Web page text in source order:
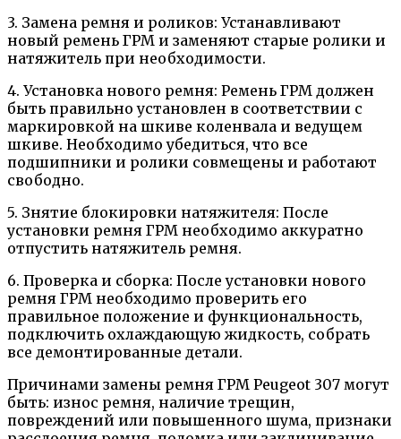
3. Замена ремня и роликов: Устанавливают
новый ремень ГРМ и заменяют старые ролики и
натяжитель при необходимости.
4. Установка нового ремня: Ремень ГРМ должен
быть правильно установлен в соответствии с
маркировкой на шкиве коленвала и ведущем
шкиве. Необходимо убедиться, что все
подшипники и ролики совмещены и работают
свободно.
5. Знятие блокировки натяжителя: После
установки ремня ГРМ необходимо аккуратно
отпустить натяжитель ремня.
6. Проверка и сборка: После установки нового
ремня ГРМ необходимо проверить его
правильное положение и функциональность,
подключить охлаждающую жидкость, собрать
все демонтированные детали.
Причинами замены ремня ГРМ Peugeot 307 могут
быть: износ ремня, наличие трещин,
повреждений или повышенного шума, признаки